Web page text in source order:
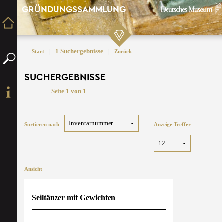
GRÜNDUNGSSAMMLUNG
Start | 1 Suchergebnisse | Zurück
SUCHERGEBNISSE
Seite 1 von 1
Sortieren nach Anzeige Treffer
Ansicht
Seiltänzer mit Gewichten